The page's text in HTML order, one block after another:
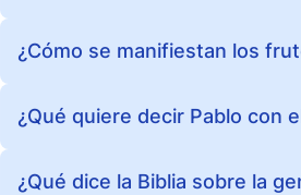
¿Cómo se manifiestan los
¿Qué quiere decir Pablo con
¿Qué dice la Biblia sobre la